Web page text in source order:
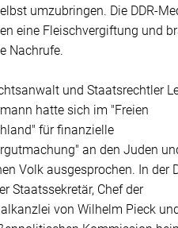
umzubringen. Die DDR-
eine Fleischvergiftung und
Nachrufe.
und Staatsrechtler
hatte sich im "Freien
für finanzielle
an den Juden
Volk ausgesprochen. In der
Staatssekretär, Chef der
von Wilhelm Pieck